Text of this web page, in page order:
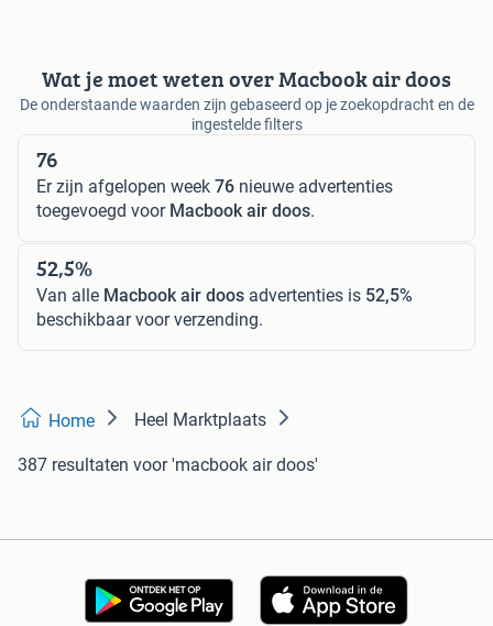
Wat je moet weten over Macbook air doos
De onderstaande waarden zijn gebaseerd op je zoekopdracht en de
ingestelde filters
76
Er zijn afgelopen week 76 nieuwe advertenties
toegevoegd voor Macbook air doos.
52,5%
Van alle Macbook air doos advertenties is 52,5%
beschikbaar voor verzending.
Home Heel Marktplaats
387 resultaten voor 'macbook air doos'